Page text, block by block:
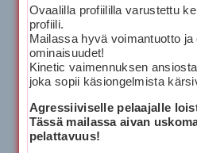
Ovaalilla profiililla varustettu
profiili.
Mailassa hyvä voimantuotto
ominaisuudet!
Kinetic vaimennuksen
joka sopii käsiongelmista
Agressiiviselle pelaajalle
Tässä mailassa aivan
pelattavuus!